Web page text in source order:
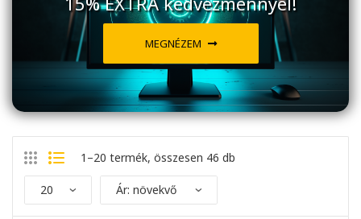
MEGNÉZEM
1–20 termék, összesen 46 db